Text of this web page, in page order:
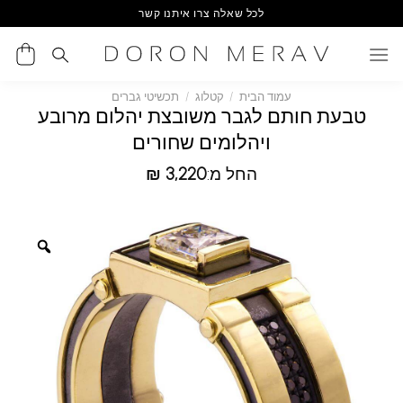
to
content
לכל שאלה צרו איתנו קשר
עמוד הבית / קטלוג / תכשיטי גברים
טבעת חותם לגבר משובצת יהלום מרובע
ויהלומים שחורים
החל מ: ₪ 3,220